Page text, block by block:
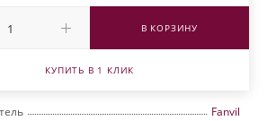
В КОРЗИНУ
КУПИТЬ В 1 КЛИК
Fanvil